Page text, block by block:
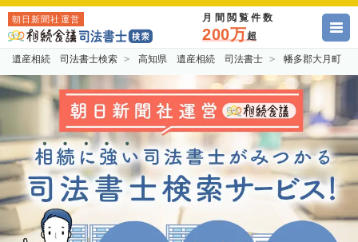
朝日新聞社運営 月間閲覧件数
200万超
遺産相続 司法書士検索 高知県 遺産相続 司法書士 幡多郡大月町